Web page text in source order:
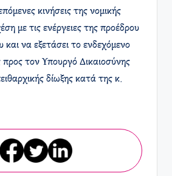
κινήσεις της νομικής
με τις ενέργειες της προέδρου
να εξετάσει το ενδεχόμενο
προς τον Υπουργό Δικαιοσύνης
δίωξης κατά της κ.